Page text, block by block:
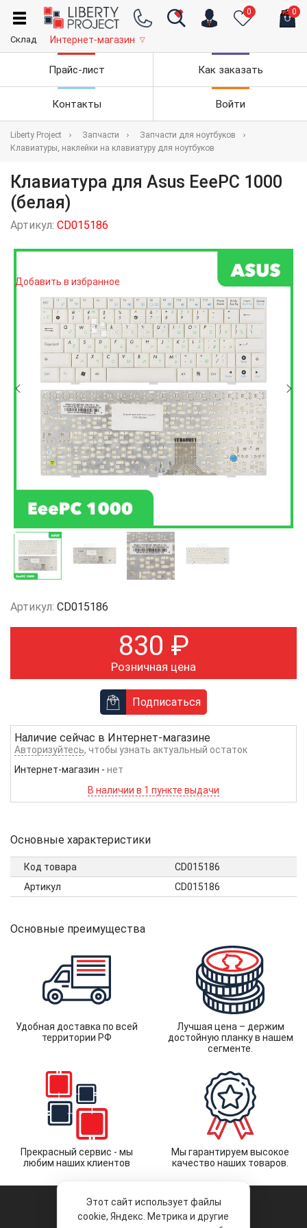
0 0
Склад Интернет-магазин ▽
Прайс-лист Как заказать
Контакты Войти
Liberty Project Запчасти
Запчасти для ноутбуков
Клавиатуры, наклейки на клавиатуру для ноутбуков
Клавиатура для Asus EeePC 1000
(белая)
Артикул: CD015186
Добавить в избранное
Артикул: CD015186
830 ₽
Розничная цена
Подписаться
Наличие сейчас в Интернет-магазине
Авторизуйтесь, чтобы узнать актуальный остаток
Интернет-магазин - нет
В наличии в 1 пункте выдачи
Основные характеристики
Код товара
CD015186
Артикул
CD015186
Основные преимущества
Удобная доставка по всей
территории РФ
Лучшая цена – держим
достойную планку в нашем
сегменте.
Прекрасный сервис - мы
любим наших клиентов
Мы гарантируем высокое
качество наших товаров.
Этот сайт использует файлы
cookie, Яндекс. Метрика и другие